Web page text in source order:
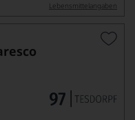
Lebensmittel­angaben